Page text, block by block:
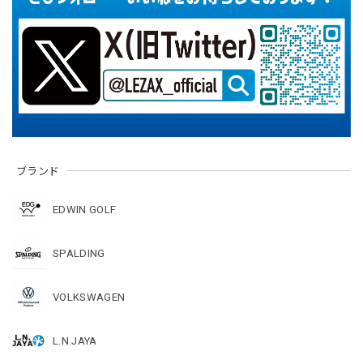
ブランド
EDWIN GOLF
SPALDING
VOLKSWAGEN
L.N.JAYA